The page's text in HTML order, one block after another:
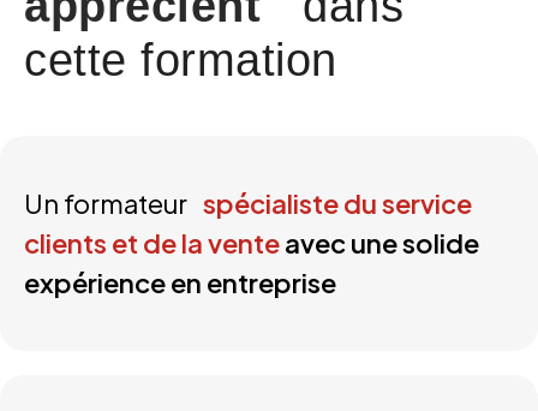
cette formation
Un formateur spécialiste du service
clients et de la venteavec une solide
expérience en entreprise